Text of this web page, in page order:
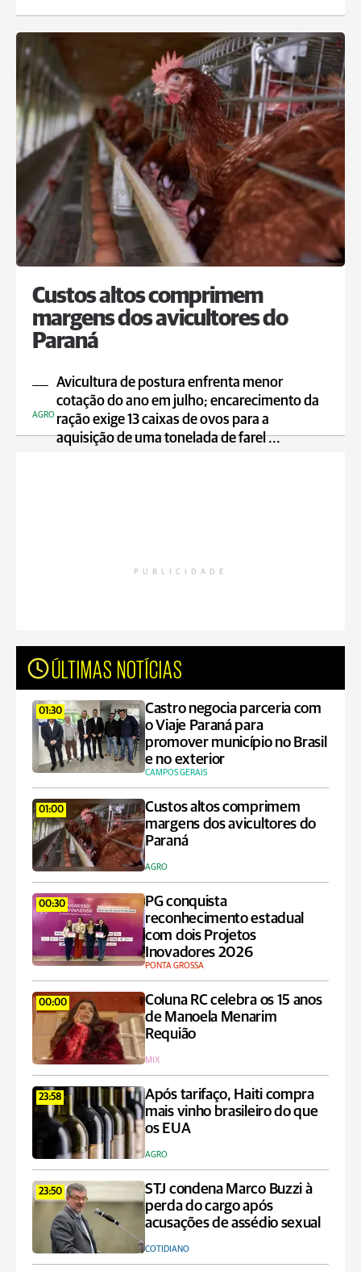
Custos altos comprimem
margens dos avicultores do
Paraná
Avicultura de postura enfrenta menor
cotação do ano em julho; encarecimento da
ração exige 13 caixas de ovos para a
aquisição de uma tonelada de farel ...
AGRO
PUBLICIDADE
ÚLTIMAS NOTÍCIAS
01:30
Castro negocia parceria com
o Viaje Paraná para
promover município no Brasil
e no exterior
CAMPOS GERAIS
01:00
Custos altos comprimem
margens dos avicultores do
Paraná
AGRO
00:30
PG conquista
reconhecimento estadual
com dois Projetos
Inovadores 2026
PONTA GROSSA
00:00
Coluna RC celebra os 15 anos
de Manoela Menarim
Requião
MIX
23:58
Após tarifaço, Haiti compra
mais vinho brasileiro do que
os EUA
AGRO
23:50
STJ condena Marco Buzzi à
perda do cargo após
acusações de assédio sexual
COTIDIANO